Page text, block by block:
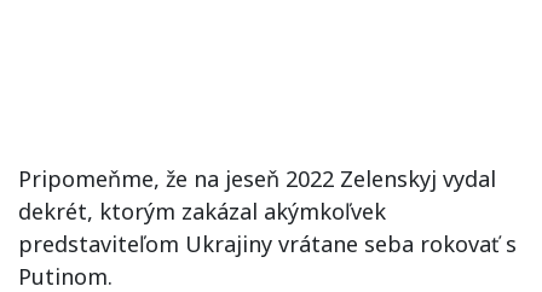
Pripomeňme, že na jeseň 2022 Zelenskyj vydal
dekrét, ktorým zakázal akýmkoľvek
predstaviteľom Ukrajiny vrátane seba rokovať s
Putinom.